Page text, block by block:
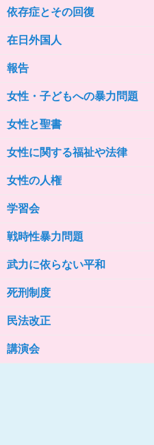
ス No.78
ス No.77
女性の家HELP ネットワークニュー
ス No.76
依存症とその回復
在日外国人
報告
女性・子どもへの暴力問題
女性と聖書
女性に関する福祉や法律
女性の人権
学習会
戦時性暴力問題
武力に依らない平和
死刑制度
民法改正
講演会